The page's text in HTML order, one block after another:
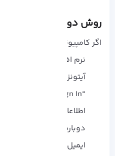
روش دوم: ساخت Apple ID با آیتونز
اگر کامپیوتر داری، می‌ تونی
نرم‌ افزار آیتونز رو از
آیتونز رو باز کن، از منو بالا “Account” رو بزن.
“Sign In” رو انتخاب کن و بعد “Create New Apple ID”.
اطلاعاتت رو وارد کن.
دوباره در قسمت Payment گزینه “None” رو بزن.
ایمیل تأیید رو وارد کن